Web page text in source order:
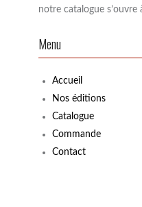
notre catalogue s’ouvre
Menu
Accueil
Nos éditions
Catalogue
Commande
Contact